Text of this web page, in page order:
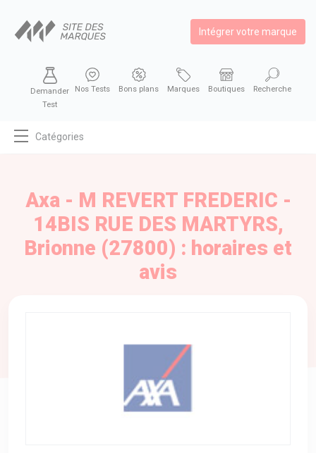
Intégrer votre marque
Demander
Test
Nos Tests Bons plans Marques Boutiques Recherche
Catégories
Axa - M REVERT FREDERIC -
14BIS RUE DES MARTYRS,
Brionne (27800) : horaires et
avis